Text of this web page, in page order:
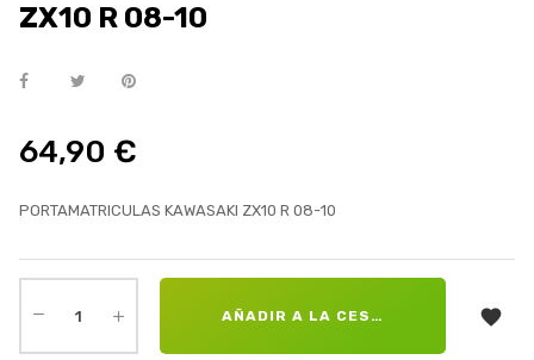
ZX10 R 08-10
64,90 €
PORTAMATRICULAS KAWASAKI ZX10 R 08-10
AÑADIR A LA CESTA 